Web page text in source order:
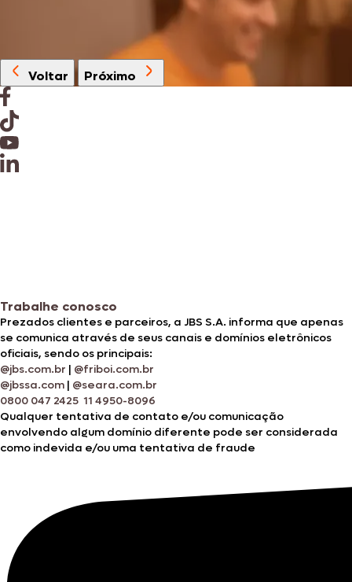
Voltar Próximo
Trabalhe conosco
Prezados clientes e parceiros, a JBS S.A. informa que apenas
se comunica através de seus canais e domínios eletrônicos
oficiais, sendo os principais:
@jbs.com.br | @friboi.com.br
@jbssa.com | @seara.com.br
0800 047 2425 11 4950-8096
Qualquer tentativa de contato e/ou comunicação
envolvendo algum domínio diferente pode ser considerada
como indevida e/ou uma tentativa de fraude